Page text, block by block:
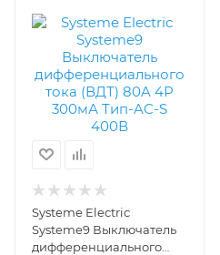
Systeme Electric
Systeme9 Выключатель
дифференциального